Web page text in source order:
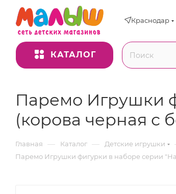
Краснодар
КАТАЛОГ
Паремо Игрушки
(корова черная с
Главная — Каталог — Детские игрушки
Паремо Игрушки фигурки в наборе серии